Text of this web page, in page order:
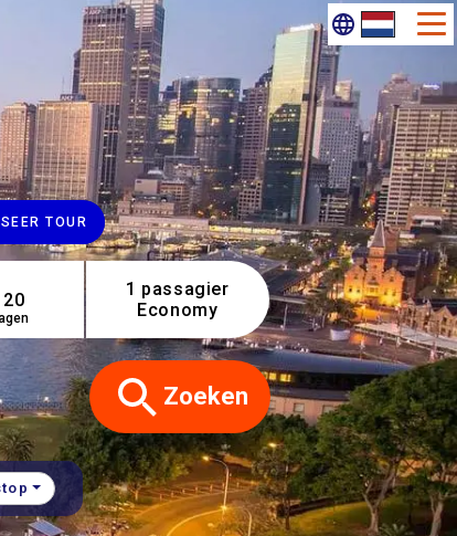
TOUR
1 passagier
Economy
Zoeken